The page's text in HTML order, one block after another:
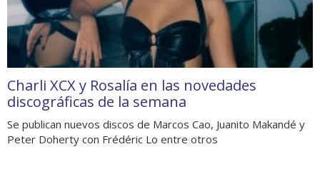
Charli XCX y Rosalía en las novedades
discográficas de la semana
Se publican nuevos discos de Marcos Cao, Juanito Makandé y
Peter Doherty con Frédéric Lo entre otros